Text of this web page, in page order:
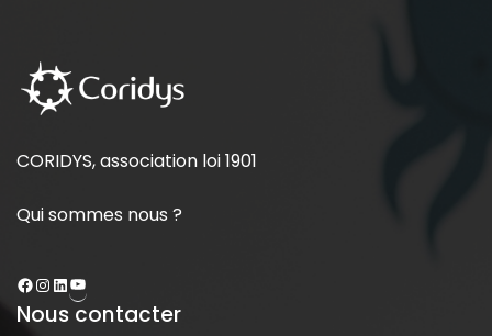
CORIDYS, association loi 1901
Qui sommes nous ?
Nous contacter